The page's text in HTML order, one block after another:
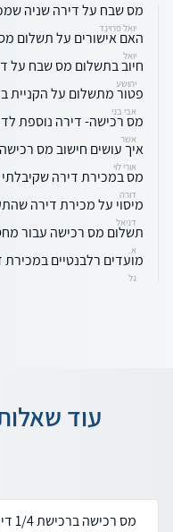
מס שבח על דירה שניה
יואל פרוינד
האם אישורים על תשלום
יואל
חיוב בתשלום מס שבח על
יהושע
פטור מתשלום על הקניית
אבי בני
מס רכישה- דירה נוספת
אשר
איך עושים חישוב מס
אורי לוי
מס במכירת דירה שקיבלתי
דורה
מיסוי על מכירת דירה
דניאל
תשלום מס רכישה עבור
א.
מועדים רלבנטיים
גל
עוד
מס רכישה ברכישת 1/4 דירה